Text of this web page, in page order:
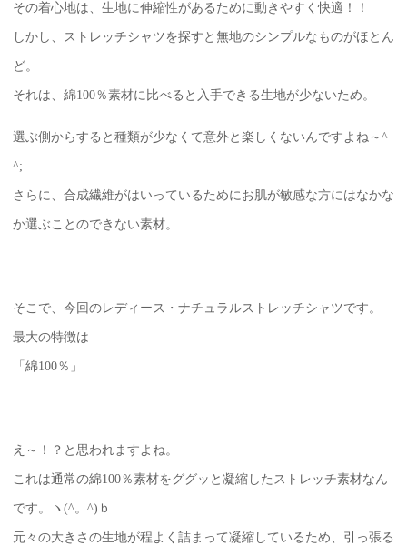
その着心地は、生地に伸縮性があるために動きやすく快適！！
しかし、ストレッチシャツを探すと無地のシンプルなものがほとん
ど。
それは、綿100％素材に比べると入手できる生地が少ないため。
選ぶ側からすると種類が少なくて意外と楽しくないんですよね～^
^;
さらに、合成繊維がはいっているためにお肌が敏感な方にはなかな
か選ぶことのできない素材。
そこで、今回のレディース・ナチュラルストレッチシャツです。
最大の特徴は
「綿100％」
え～！？と思われますよね。
これは通常の綿100％素材をググッと凝縮したストレッチ素材なん
です。ヽ(^。^)ｂ
元々の大きさの生地が程よく詰まって凝縮しているため、引っ張る